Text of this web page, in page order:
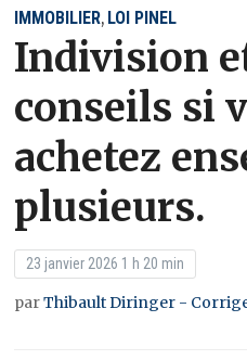
IMMOBILIER, LOI PINEL
Indivision
conseils si
achetez
plusieurs.
23 janvier 2026 1 h 20 min
parThibault Diringer -